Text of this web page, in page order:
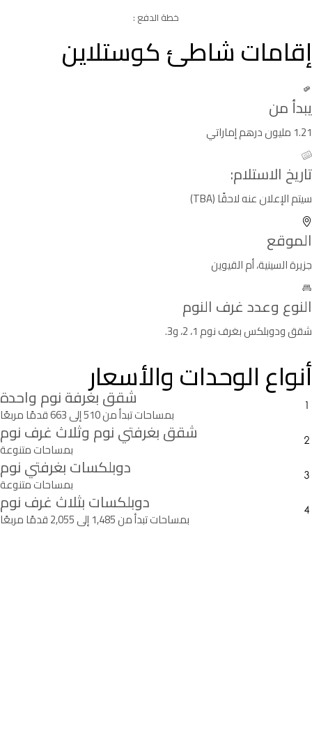
خطة الدفع :
إقامات شاطئ كوستلاين
يبدأ من
1.21 مليون درهم إماراتي
تاريخ الاستلام:
سيتم الإعلان عنه لاحقًا (TBA)
الموقع
جزيرة السينية، أم القيوين
النوع وعدد غرف النوم
شقق ودوبلكس بغرف نوم 1، 2، و3.
أنواع الوحدات والأسعارشقق بغرفة نوم واحدة
بمساحات تبدأ من 510 إلى 663 قدمًا مربعًا
شقق بغرفتي نوم وثلاث غرف نوم
بمساحات متنوعة
دوبلكسات بغرفتي نوم
بمساحات متنوعة
دوبلكسات بثلاث غرف نوم
بمساحات تبدأ من 1,485 إلى 2,055 قدمًا مربعًا